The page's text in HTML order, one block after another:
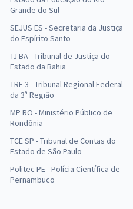
Grande do Sul
SEJUS ES - Secretaria da Justiça
do Espírito Santo
TJ BA - Tribunal de Justiça do
Estado da Bahia
TRF 3 - Tribunal Regional Federal
da 3ª Região
MP RO - Ministério Público de
Rondônia
TCE SP - Tribunal de Contas do
Estado de São Paulo
Politec PE - Polícia Científica de
Pernambuco